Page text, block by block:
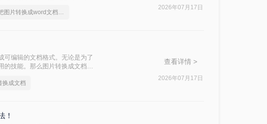
怎么把图片转换成word文档格式
2026年07月17日
可编辑的文档格式。无论是为了
的技能。那么图片转换成文档怎
换成文档
查看详情 >
2026年07月17日
！